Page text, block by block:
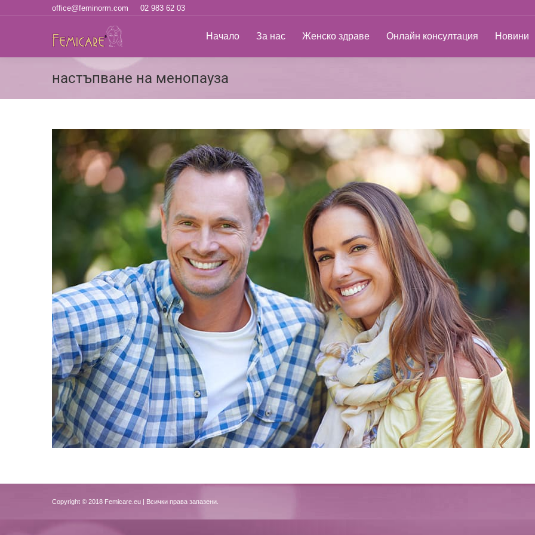
office@feminorm.com 02 983 62 03
Начало За нас Женско здраве Онлайн консултация Новини
настъпване на менопауза
Copyright © 2018 Femicare.eu | Всички права запазени.
Начало За нас Женско здраве Онлайн консултация Новини